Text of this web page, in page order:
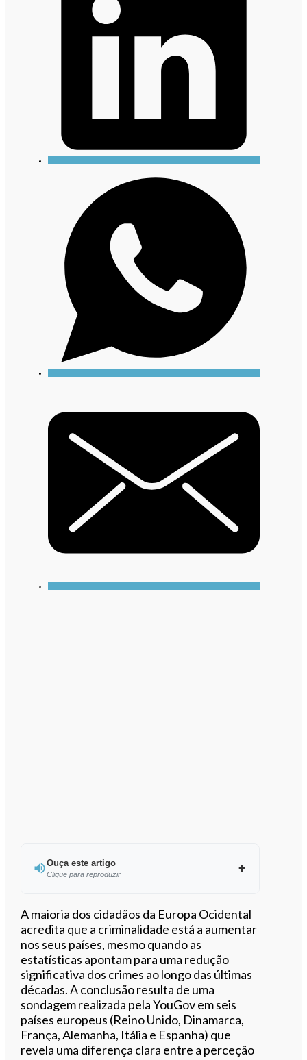
Ouça este artigo
Clique para reproduzir
Ouvir este artigo
A maioria dos cidadãos da Europa Ocidental
acredita que a criminalidade está a aumentar
nos seus países, mesmo quando as
estatísticas apontam para uma redução
significativa dos crimes ao longo das últimas
décadas. A conclusão resulta de uma
sondagem realizada pela YouGov em seis
países europeus (Reino Unido, Dinamarca,
França, Alemanha, Itália e Espanha) que
revela uma diferença clara entre a perceção